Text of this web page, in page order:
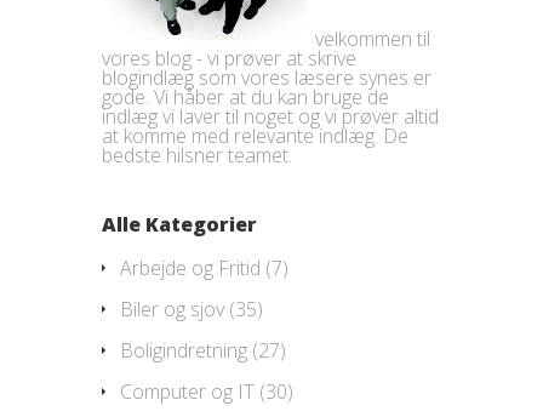
velkommen til
vores blog - vi prøver at skrive
blogindlæg som vores læsere synes er
gode. Vi håber at du kan bruge de
indlæg vi laver til noget og vi prøver altid
at komme med relevante indlæg. De
bedste hilsner teamet.
Alle Kategorier
Arbejde og Fritid (7)
Biler og sjov (35)
Boligindretning (27)
Computer og IT (30)